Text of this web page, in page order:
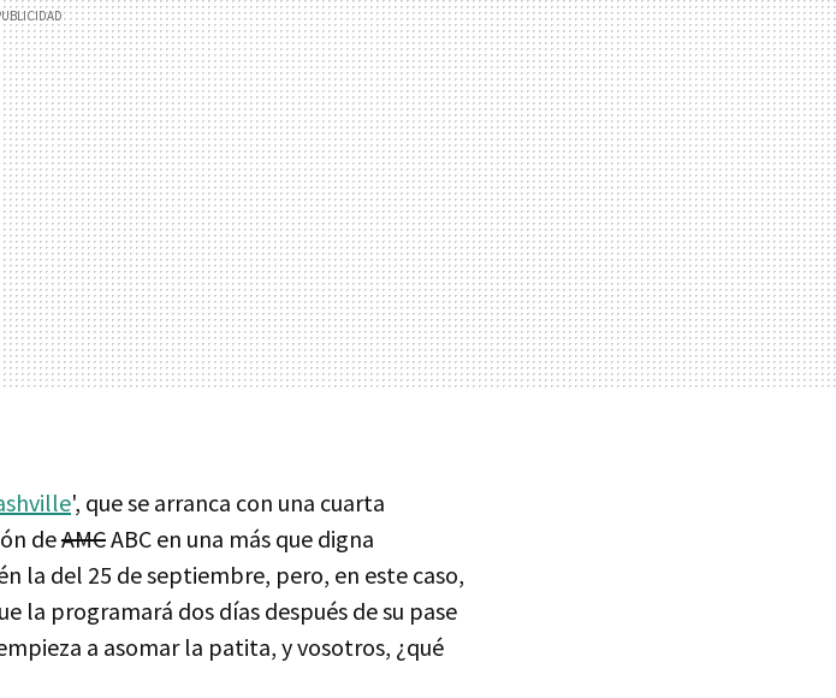
', que se arranca con una cuarta
deAMCABC en una más que digna
la del 25 de septiembre, pero, en este caso,
la programará dos días después de su pase
a asomar la patita, y vosotros, ¿qué